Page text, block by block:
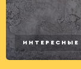
КОНСЕРВАЦИЯ